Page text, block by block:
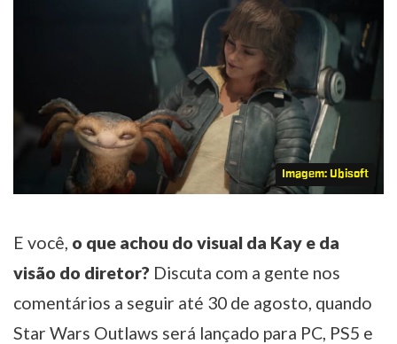
Imagem: Ubisoft
E você, o que achou do visual da Kay e da
visão do diretor? Discuta com a gente nos
comentários a seguir até 30 de agosto, quando
Star Wars Outlaws será lançado para PC, PS5 e